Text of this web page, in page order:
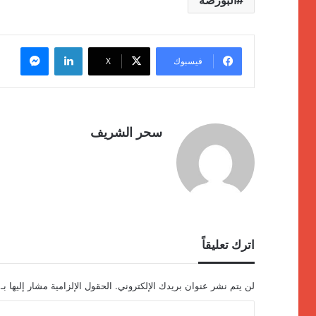
فيسبوك ‫X
لينكدإن
سحر الشريف
اترك تعليقاً
لن يتم نشر عنوان بريدك الإلكتروني. الحقول الإلزامية مشار إليها